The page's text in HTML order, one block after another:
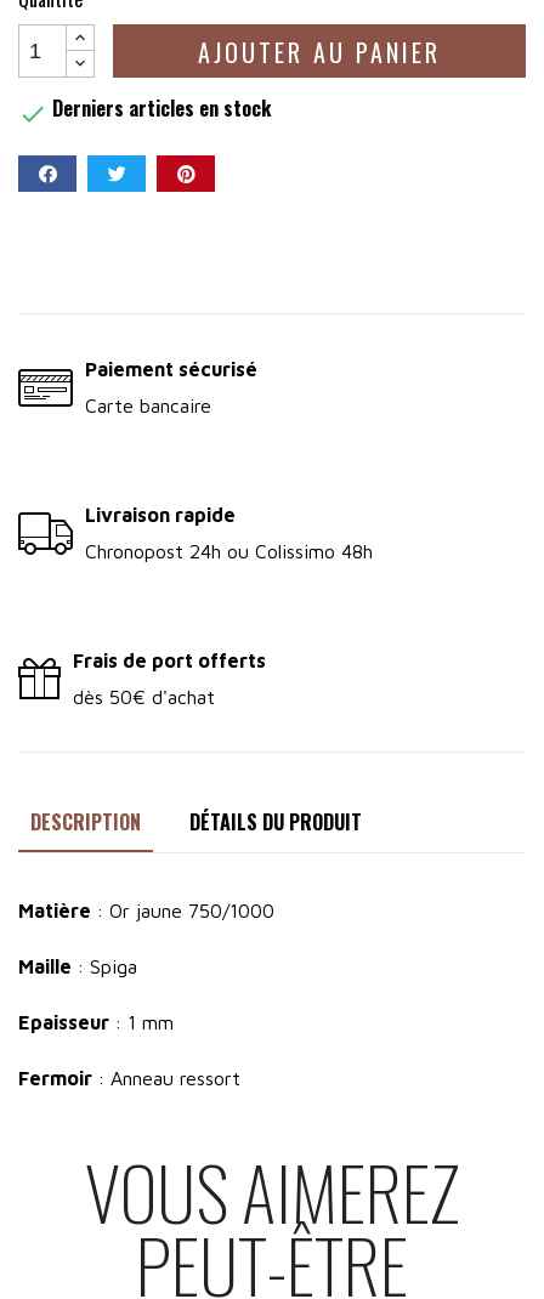
AJOUTER AU PANIER
 Derniers articles en stock
Partager
Paiement sécurisé
Carte bancaire
Livraison rapide
Chronopost 24h ou Colissimo 48h
Frais de port offerts
dès 50€ d'achat
DESCRIPTION DÉTAILS DU PRODUIT
Matière : Or jaune 750/1000
Maille : Spiga
Epaisseur : 1 mm
Fermoir : Anneau ressort
VOUS AIMEREZ
PEUT-ÊTRE